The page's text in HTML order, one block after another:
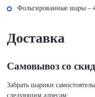
Фольгированные шары –
Доставка
Самовывоз со
Забрать шарики
следующим адресам: